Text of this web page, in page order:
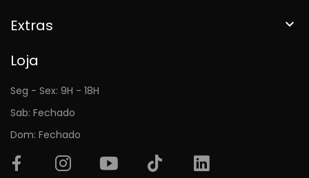
Extras 
Loja
Seg - Sex: 9H - 18H
Sab: Fechado
Dom: Fechado